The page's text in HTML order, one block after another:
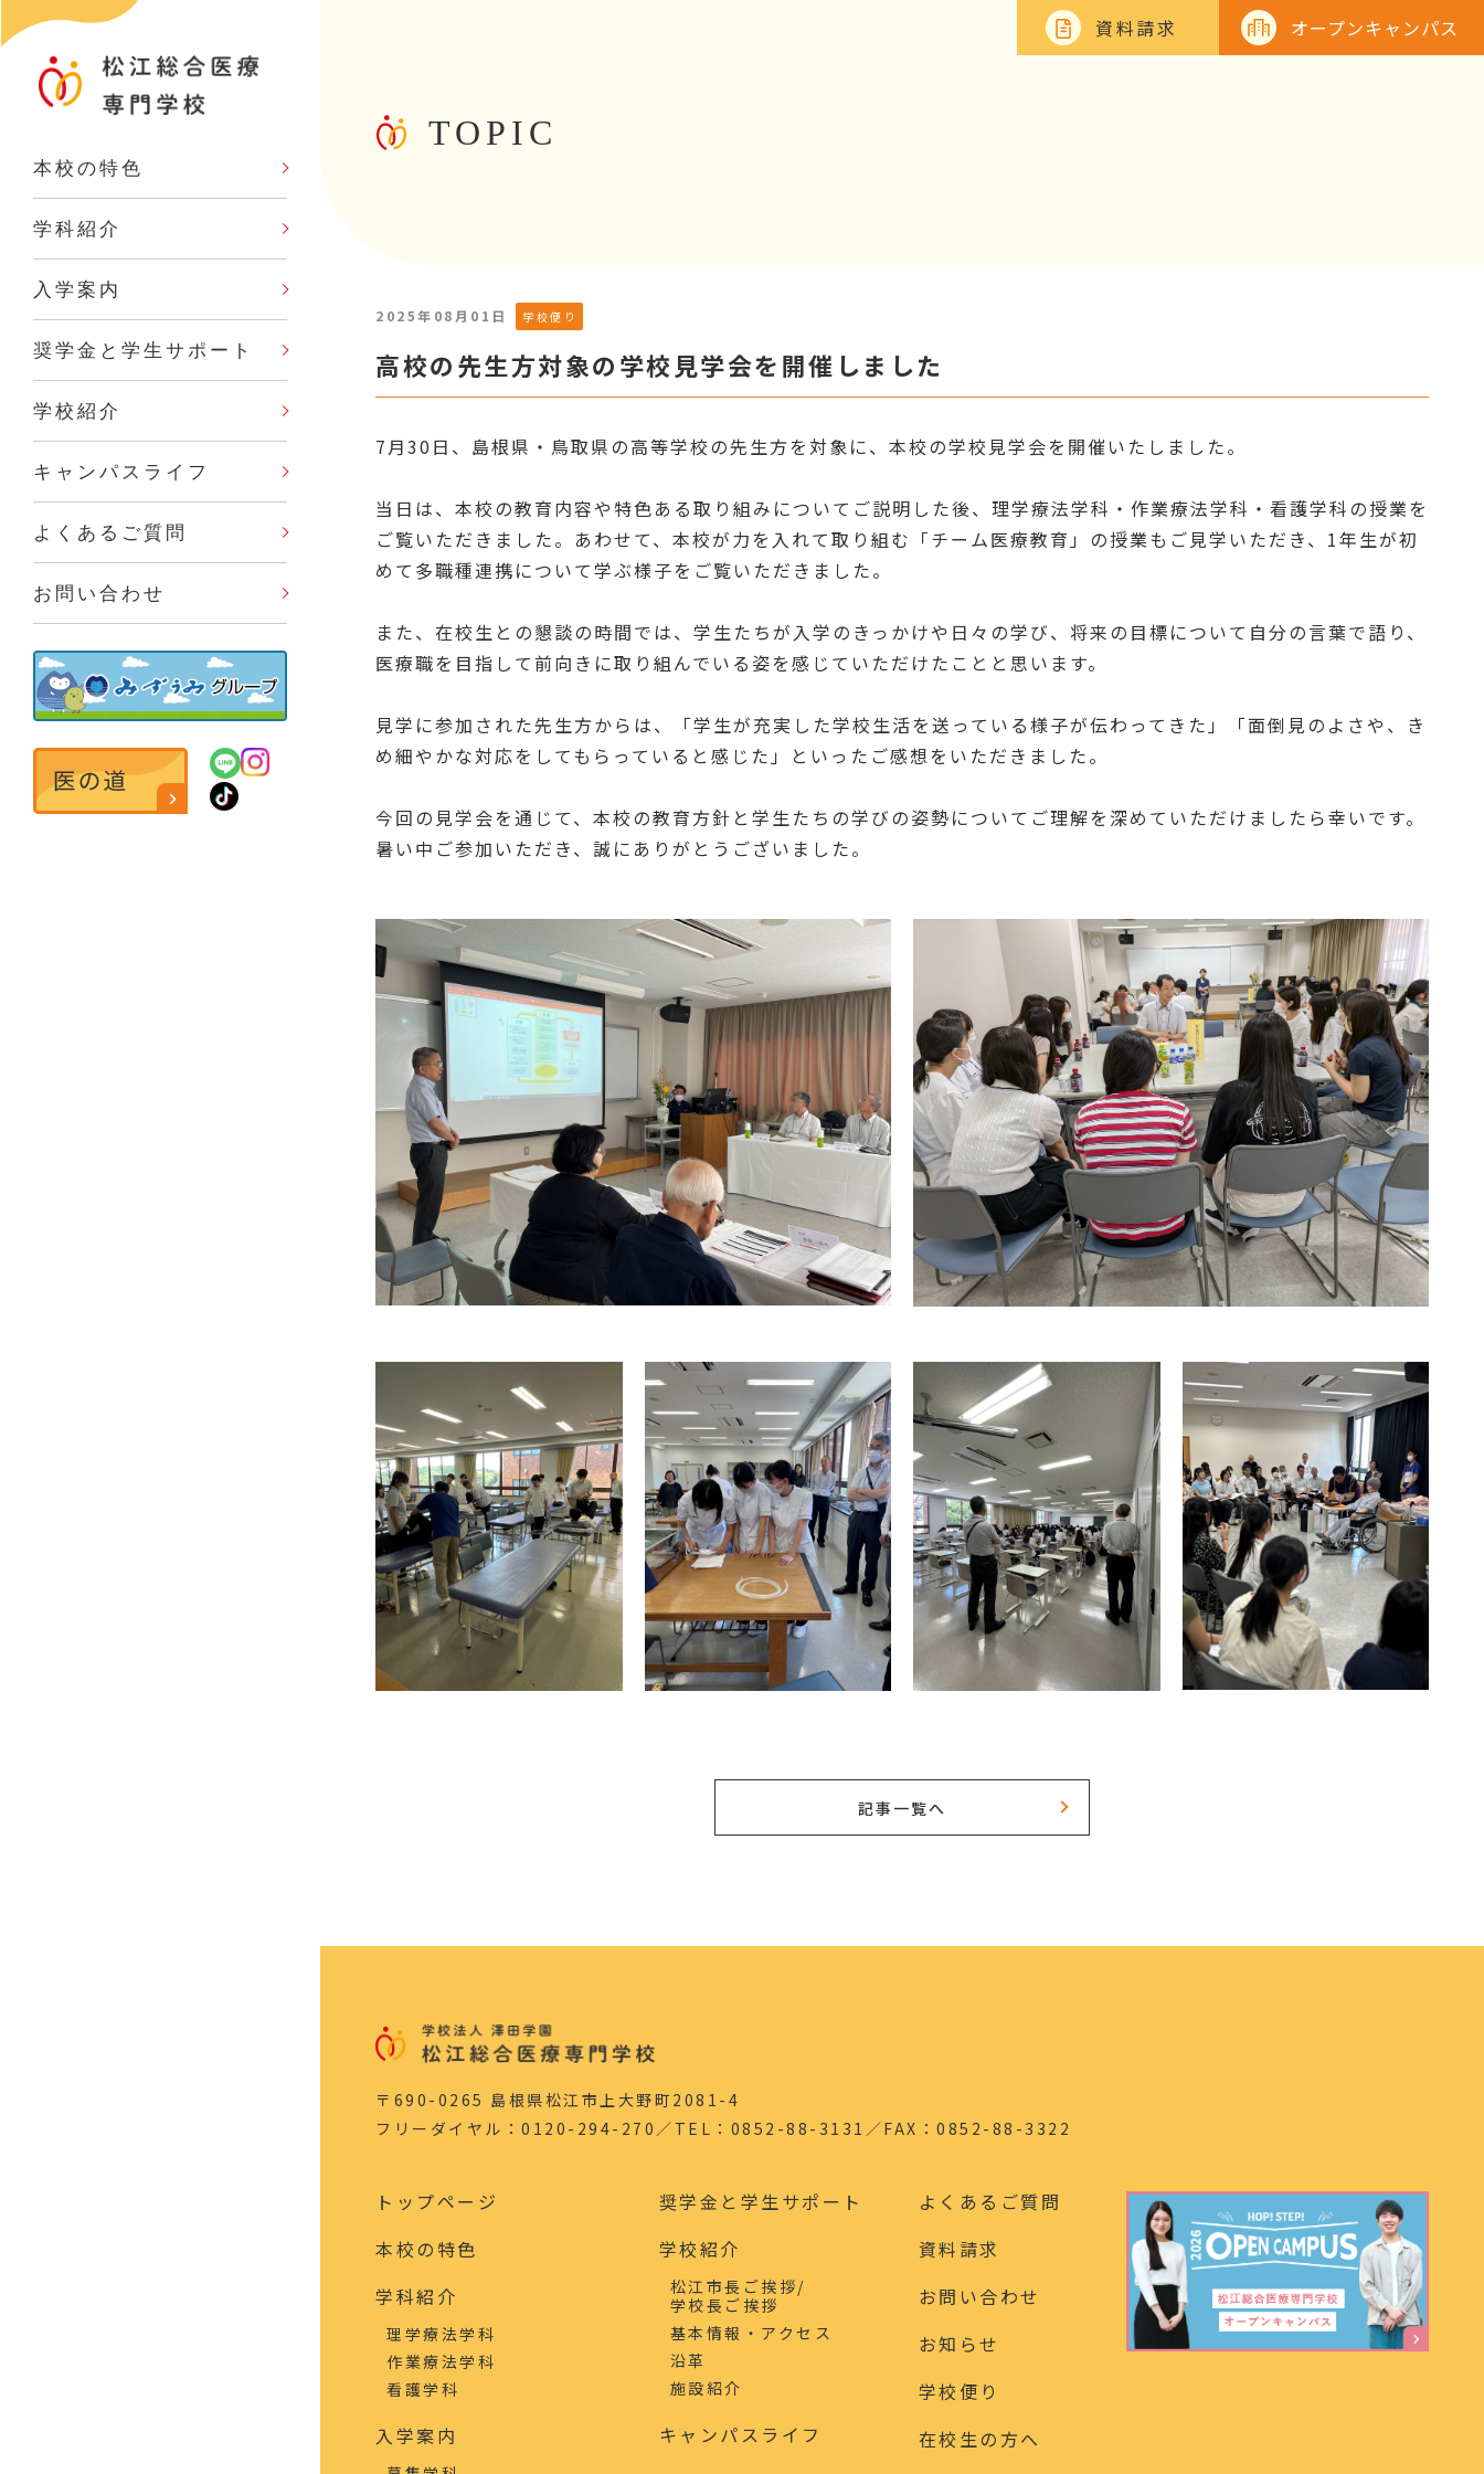
本校の特色
学科紹介
入学案内
奨学金と学生サポート
学校紹介
キャンパスライフ
よくあるご質問
お問い合わせ
資料請求 オープンキャンパス
TOPIC
2025年08月01日 学校便り
高校の先生方対象の学校見学会を開催しました
7月30日、島根県・鳥取県の高等学校の先生方を対象に、本校の学校見学会を開催いたしました。
当日は、本校の教育内容や特色ある取り組みについてご説明した後、理学療法学科・作業療法学科・看護学科の授業を
ご覧いただきました。あわせて、本校が力を入れて取り組む「チーム医療教育」の授業もご見学いただき、1年生が初
めて多職種連携について学ぶ様子をご覧いただきました。
また、在校生との懇談の時間では、学生たちが入学のきっかけや日々の学び、将来の目標について自分の言葉で語り、
医療職を目指して前向きに取り組んでいる姿を感じていただけたことと思います。
見学に参加された先生方からは、「学生が充実した学校生活を送っている様子が伝わってきた」「面倒見のよさや、き
め細やかな対応をしてもらっていると感じた」といったご感想をいただきました。
今回の見学会を通じて、本校の教育方針と学生たちの学びの姿勢についてご理解を深めていただけましたら幸いです。
暑い中ご参加いただき、誠にありがとうございました。
記事一覧へ
〒690-0265 島根県松江市上大野町2081-4
フリーダイヤル：0120-294-270／TEL：0852-88-3131／FAX：0852-88-3322
トップページ
本校の特色
学科紹介
理学療法学科
作業療法学科
看護学科
入学案内
奨学金と学生サポート
学校紹介
松江市長ご挨拶/
学校長ご挨拶
基本情報・アクセス
沿革
施設紹介
キャンパスライフ
よくあるご質問
資料請求
お問い合わせ
お知らせ
学校便り
在校生の方へ